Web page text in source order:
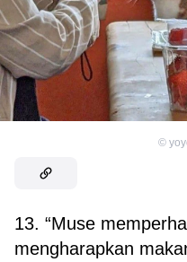
©
13. “Muse
mengharapkan